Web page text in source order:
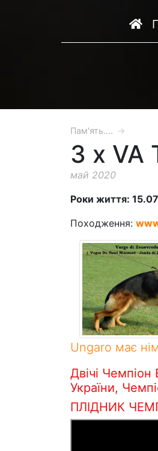
Пам'ять.... →
3 x VA
май 2020
Роки життя:
Походження:
Ungaro має
Двічі
України,
ПЛІДНИК